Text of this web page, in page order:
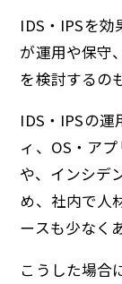
IDS・IPSを
が運用や保守
を検討するの
IDS・IPSの
ィ、OS・ア
や、インシデ
め、社内で人
ースも少なく
こうした場合